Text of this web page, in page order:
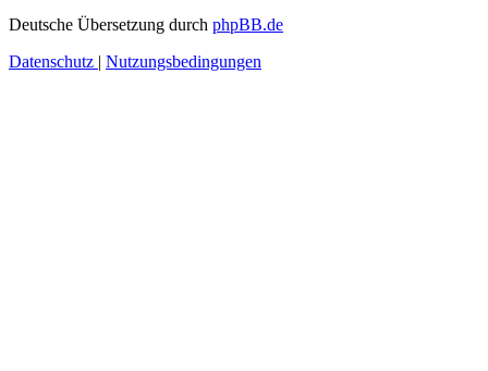
Deutsche Übersetzung durch phpBB.de
Datenschutz | Nutzungsbedingungen